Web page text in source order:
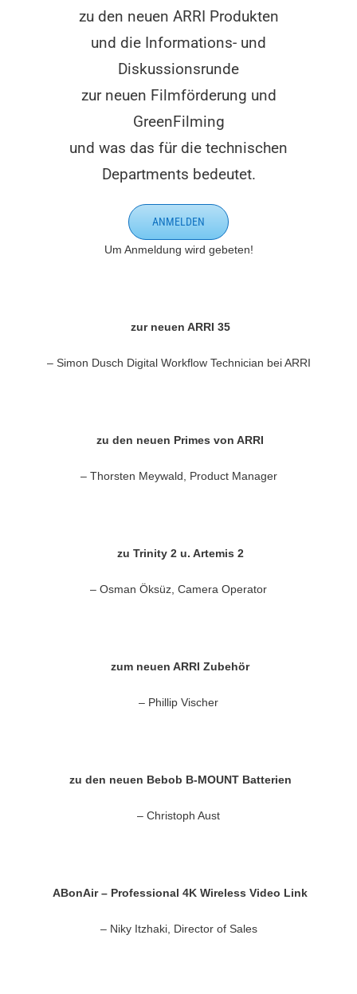
zu den neuen ARRI Produkten
und die Informations- und
Diskussionsrunde
zur neuen Filmförderung und
GreenFilming
und was das für die technischen
Departments bedeutet.
ANMELDEN
Um Anmeldung wird gebeten!
zur neuen ARRI 35
– Simon Dusch Digital Workflow Technician bei ARRI
zu den neuen Primes von ARRI
– Thorsten Meywald, Product Manager
zu Trinity 2 u. Artemis 2
– Osman Öksüz, Camera Operator
zum neuen ARRI Zubehör
– Phillip Vischer
zu den neuen Bebob B-MOUNT Batterien
– Christoph Aust
ABonAir – Professional 4K Wireless Video Link
– Niky Itzhaki, Director of Sales